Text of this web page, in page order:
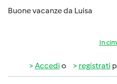
Buone vacanze da Luisa
In
Accedi o registrati